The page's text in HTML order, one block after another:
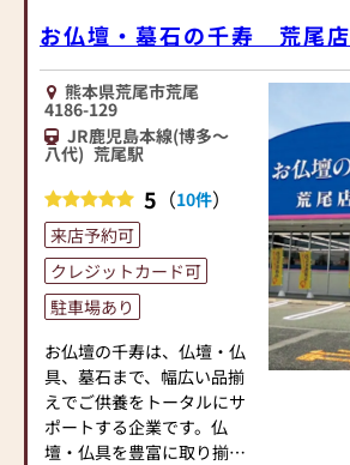
間約25,000基のお仏壇、約
3,000基のお墓を納めていま
す。「お仏壇のはせがわ」
では、さまざまな供養（対
話の場づくり）の形をご提
案しております。ご自身、
ついて、迷うことや、お困
りのことなどございました
ら、ぜひ、お気軽にご相談
ください。店内にはお仏
壇・お仏具・お位牌・お線
香・お念珠等、豊富にご用
意しております。1,000種類
以上の組み合わせの中から
お客様に合ったお仏壇・お
仏具をご提案いたします。
お仏壇・墓石の千寿 荒尾店
熊本県荒尾市荒尾
4186-129
JR鹿児島本線(博多～
八代) 荒尾駅
5 （10件）
来店予約可
クレジットカード可
駐車場あり
お仏壇の千寿は、仏壇・仏
具、墓石まで、幅広い品揃
えでご供養をトータルにサ
ポートする企業です。仏
壇・仏具を豊富に取り揃え